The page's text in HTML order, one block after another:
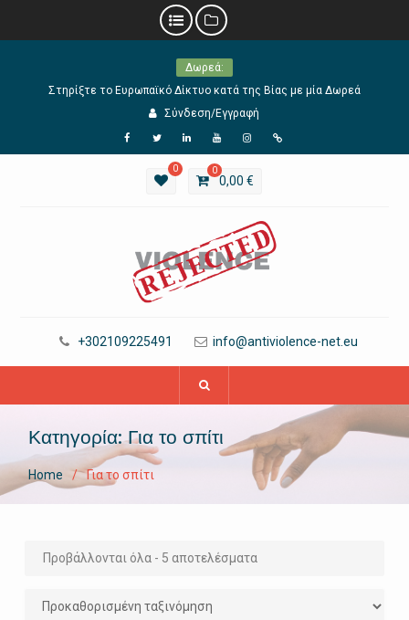
Δωρεά:
Στηρίξτε το Ευρωπαϊκό Δίκτυο κατά της Βίας με μία Δωρεά
Σύνδεση/Εγγραφή
Facebook
TwitterLinkedinYouTubeInstagram
URL
0 0
0,00€
+302109225491 info@antiviolence-net.eu
Κατηγορία:Για το σπίτι
Home Για το σπίτι
Προβάλλονται όλα - 5 αποτελέσματα